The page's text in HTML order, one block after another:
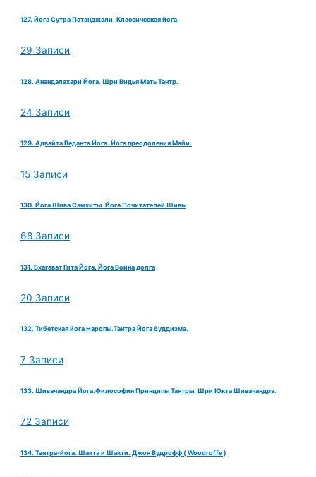
127. Йога Сутра Патанджали. Классическая йога.
29 Записи
128. Анандалахари Йога. Шри Видья Мать Тантр.
24 Записи
129. Адвайта Веданта Йога. Йога преодоления Майи.
15 Записи
130. Йога Шива Самхиты. Йога Почитателей Шивы
68 Записи
131. Бхагават Гита Йога. Йога Война долга
20 Записи
132. Тибетская йога Наропы.Тантра Йога буддизма.
7 Записи
133. Шивачандра Йога.Философия Принципы Тантры. Шри Юкта Шивачандра.
72 Записи
134. Тантра-йога. Шакта и Шакти. Джон Вудрофф ( Woodroffe )